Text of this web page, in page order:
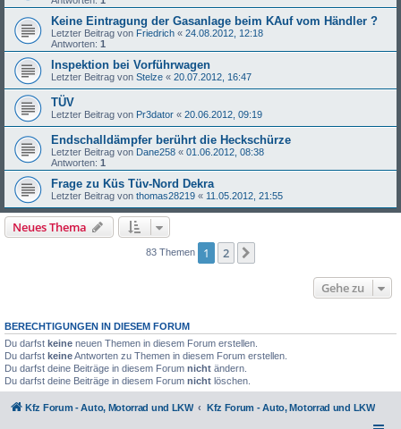
Keine Eintragung der Gasanlage beim KAuf vom Händler ?
Letzter Beitrag von Friedrich « 24.08.2012, 12:18
Antworten: 1
Inspektion bei Vorführwagen
Letzter Beitrag von Stelze « 20.07.2012, 16:47
TÜV
Letzter Beitrag von Pr3dator « 20.06.2012, 09:19
Endschalldämpfer berührt die Heckschürze
Letzter Beitrag von Dane258 « 01.06.2012, 08:38
Antworten: 1
Frage zu Küs Tüv-Nord Dekra
Letzter Beitrag von thomas28219 « 11.05.2012, 21:55
Neues Thema
83 Themen 1 2
Gehe zu
BERECHTIGUNGEN IN DIESEM FORUM
Du darfst keine neuen Themen in diesem Forum erstellen.
Du darfst keineAntworten zu Themen in diesem Forum erstellen.
Du darfst deine Beiträge in diesem Forum nicht ändern.
Du darfst deine Beiträge in diesem Forum nicht löschen.
Kfz Forum - Auto, Motorrad und LKW Kfz Forum - Auto, Motorrad und LKW